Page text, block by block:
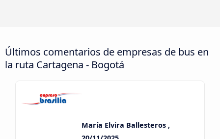
Últimos comentarios de empresas de bus en
la ruta Cartagena - Bogotá
María Elvira Ballesteros ,